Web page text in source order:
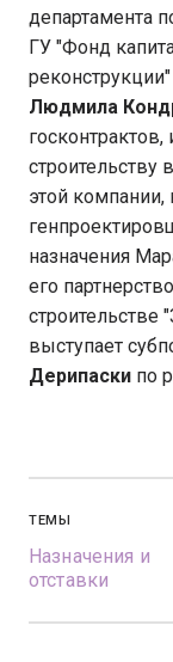
департамента
ГУ "Фонд
Людмила
этой компании,
назначения
его
строительстве
выступает
Дерипаски по
ТЕМЫ
Назначения и
отставки